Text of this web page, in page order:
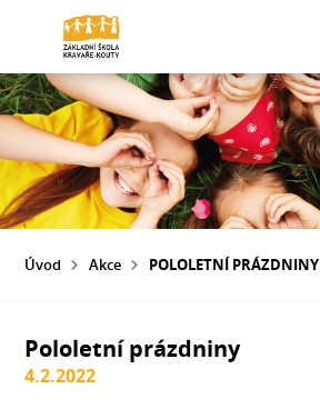
Úvod Akce POLOLETNÍ PRÁZDNINY
Pololetní prázdniny
4.2.2022